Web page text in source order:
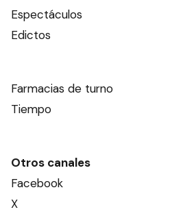
Espectáculos
Edictos
Farmacias de turno
Tiempo
Otros canales
Facebook
X